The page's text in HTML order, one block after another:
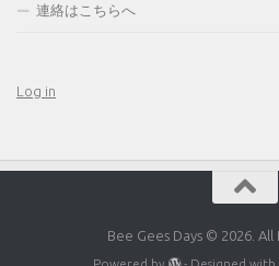
連絡はこちらへ
Log in
Bee Gees Days © 2026. All
Powered by - Designed with